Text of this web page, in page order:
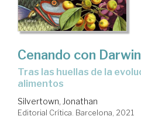
Cenando con Darwin
tras las huellas de la evolución en nuestros
alimentos
Silvertown, Jonathan
Editorial Crítica. Barcelona, 2021